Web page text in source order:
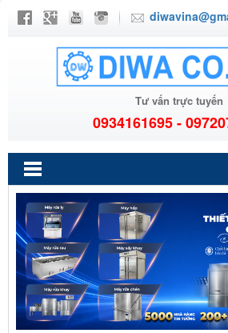
Tư vấn trực tuyến
0934161695 -